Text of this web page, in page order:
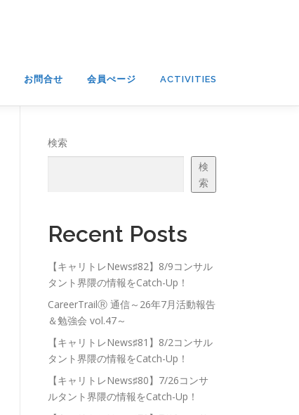
お問合せ 会員ぺージ ACTIVITIES
検索
検
索
Recent Posts
【キャリトレNews♯82】8/9コンサル
タント界隈の情報をCatch-Up！
CareerTrailⓇ 通信～26年7月活動報告
＆勉強会 vol.47～
【キャリトレNews♯81】8/2コンサル
タント界隈の情報をCatch-Up！
【キャリトレNews♯80】7/26コンサ
ルタント界隈の情報をCatch-Up！